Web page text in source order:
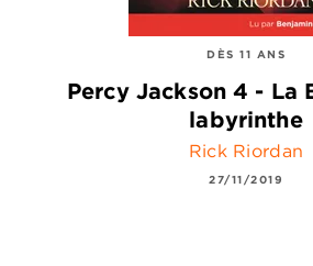
DÈS 11 ANS
Percy Jackson 4 - La
labyrinthe
Rick Riordan
27/11/2019